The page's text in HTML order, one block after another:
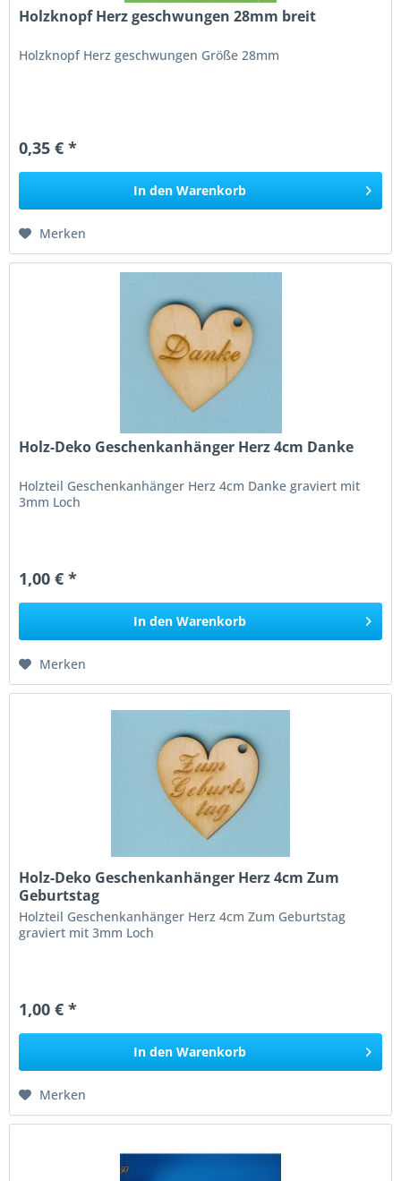
Holzknopf Herz geschwungen 28mm breit
Holzknopf Herz geschwungen Größe 28mm
0,35 € *
In den Warenkorb
Merken
Holz-Deko Geschenkanhänger Herz 4cm Danke
Holzteil Geschenkanhänger Herz 4cm Danke graviert mit
3mm Loch
1,00 € *
In den Warenkorb
Merken
Holz-Deko Geschenkanhänger Herz 4cm Zum
Geburtstag
Holzteil Geschenkanhänger Herz 4cm Zum Geburtstag
graviert mit 3mm Loch
1,00 € *
In den Warenkorb
Merken